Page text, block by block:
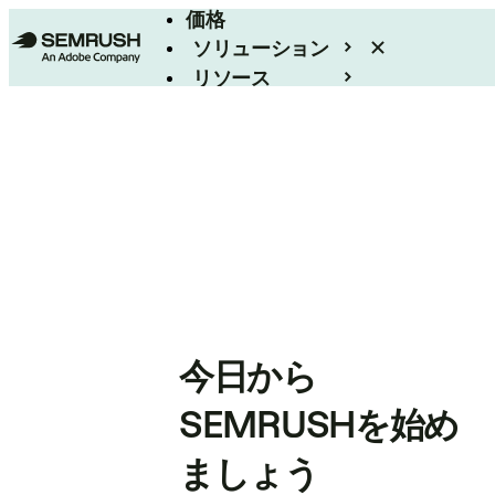
価格
ソリューション
リソース
今日から
SEMRUSHを始め
ましょう